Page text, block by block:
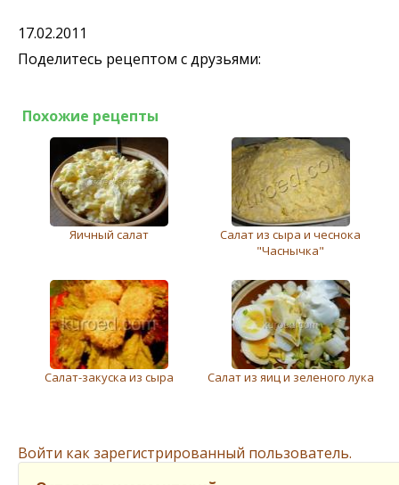
17.02.2011
Поделитесь рецептом с друзьями:
Похожие рецепты
Яичный салат
Салат из сыра и чеснока
"Часнычка"
Салат-закуска из сыра Салат из яиц и зeлeного лука
Войти как зарегистрированный пользователь.